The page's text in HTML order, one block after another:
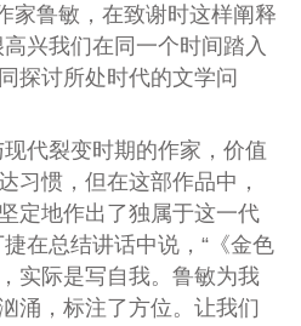
家鲁敏，在致谢时这样阐释
兴我们在同一个时间踏入
探讨所处时代的文学问
代裂变时期的作家，价值
习惯，但在这部作品中，
定地作出了独属于这一代
在总结讲话中说，“《金色
实际是写自我。鲁敏为我
涌，标注了方位。让我们